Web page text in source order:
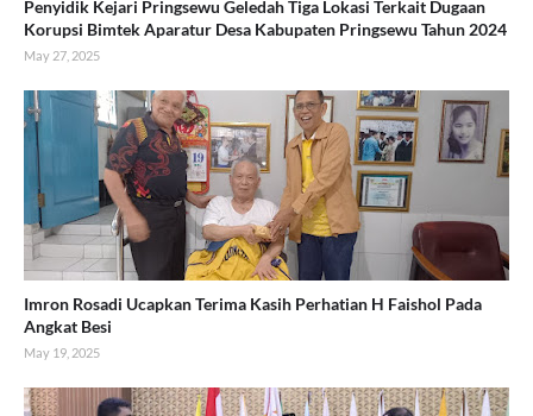
Penyidik Kejari Pringsewu Geledah Tiga Lokasi Terkait Dugaan
Korupsi Bimtek Aparatur Desa Kabupaten Pringsewu Tahun 2024
May 27, 2025
Imron Rosadi Ucapkan Terima Kasih Perhatian H Faishol Pada
Angkat Besi
May 19, 2025